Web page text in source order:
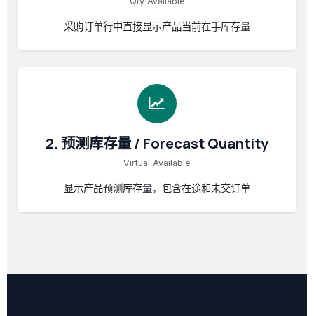
采购订单行中直接显示产品当前在手库存量
2. 预测库存量 / Forecast Quantity
Virtual Available
显示产品预测库存量，包含在途和未交订单